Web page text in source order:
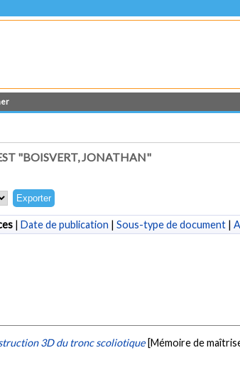
"BOISVERT, JONATHAN"
| Date de publication | Sous-type de document |
3D du tronc scoliotique [Mémoire de